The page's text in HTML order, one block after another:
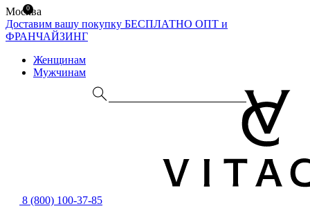
Москва
Доставим вашу покупку БЕСПЛАТНО ОПТ и
ФРАНЧАЙЗИНГ
Женщинам
Мужчинам
8 (800) 100-37-85
0